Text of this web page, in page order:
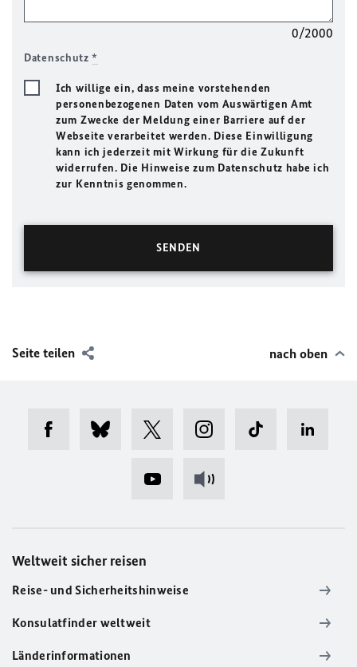
0/2000
Datenschutz*
Ich willige ein, dass meine vorstehenden
personenbezogenen Daten vom Auswärtigen Amt
zum Zwecke der Meldung einer Barriere auf der
Webseite verarbeitet werden. Diese Einwilligung
kann ich jederzeit mit Wirkung für die Zukunft
widerrufen. Die Hinweise zum Datenschutz habe ich
zur Kenntnis genommen.
Seite teilen nach oben
Weltweit sicher reisen
Reise- und Sicherheitshinweise
Konsulatfinder weltweit
Länderinformationen